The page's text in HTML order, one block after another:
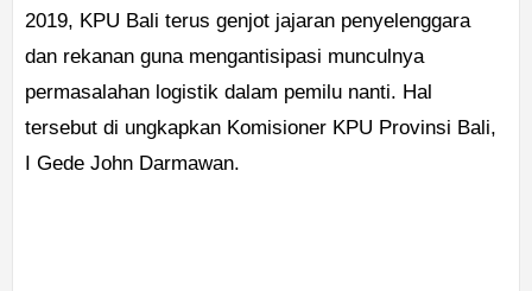
2019, KPU Bali terus genjot jajaran penyelenggara
dan rekanan guna mengantisipasi munculnya
permasalahan logistik dalam pemilu nanti. Hal
tersebut di ungkapkan Komisioner KPU Provinsi Bali,
I Gede John Darmawan.